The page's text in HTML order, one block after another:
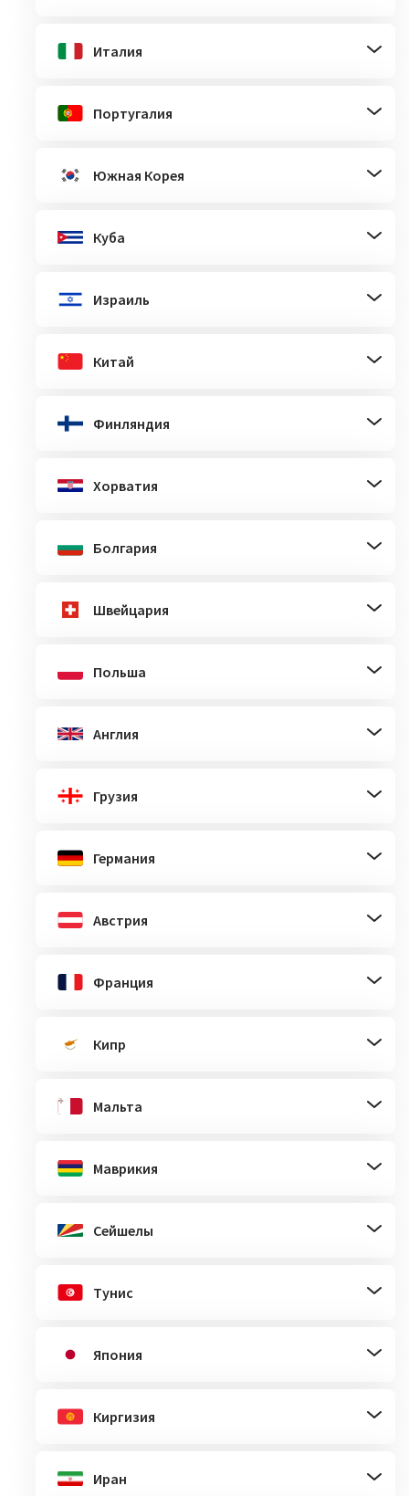
Италия
Португалия
Южная Корея
Куба
Израиль
Китай
Финляндия
Хорватия
Болгария
Швейцария
Польша
Англия
Грузия
Германия
Австрия
Франция
Кипр
Мальта
Маврикия
Сейшелы
Тунис
Япония
Киргизия
Иран